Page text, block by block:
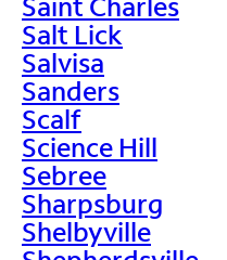
Salt Lick
Salvisa
Sanders
Scalf
Science Hill
Sebree
Sharpsburg
Shelbyville